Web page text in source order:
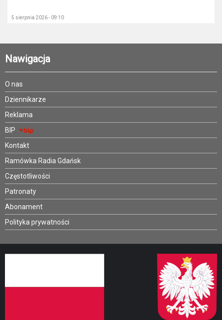
5 sierpnia 2026 - 09:10
Nawigacja
O nas
Dziennikarze
Reklama
BIP
Kontakt
Ramówka Radia Gdańsk
Częstotliwości
Patronaty
Abonament
Polityka prywatności